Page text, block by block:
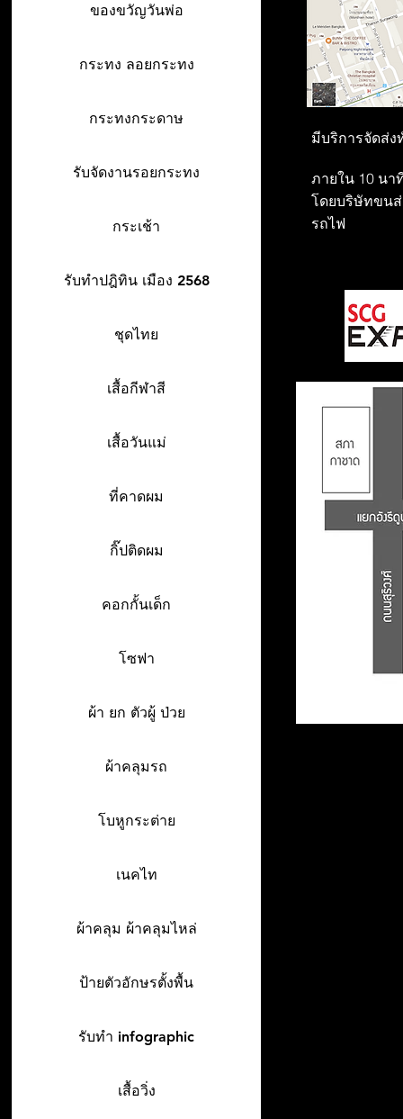
ของขวัญวันพ่อ
กระทง ลอยกระทง
กระทงกระดาษ
รับจัดงานรอยกระทง
กระเช้า
รับทำปฎิทิน เมือง 2568
ชุดไทย
เสื้อกีฬาสี
เสื้อวันแม่
ที่คาดผม
กิ๊ปติดผม
คอกกั้นเด็ก
โซฟา
ผ้า ยก ตัวผู้ ป่วย
ผ้าคลุมรถ
โบหูกระต่าย
เนคไท
ผ้าคลุม ผ้าคลุมไหล่
ป้ายตัวอักษรตั้งพื้น
รับทำ infographic
เสื้อวิ่ง
มีบริการจัดส่ง
ภายใน 10 นา
โดยบริษัทขน
รถไฟ